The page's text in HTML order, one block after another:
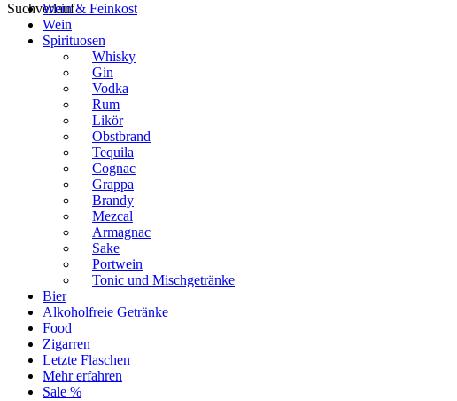
SuchverlaufWein & Feinkost
Wein
Spirituosen
Whisky
Gin
Vodka
Rum
Likör
Obstbrand
Tequila
Cognac
Grappa
Brandy
Mezcal
Armagnac
Sake
Portwein
Tonic und Mischgetränke
Bier
Alkoholfreie Getränke
Food
Zigarren
Letzte Flaschen
Mehr erfahren
Sale %